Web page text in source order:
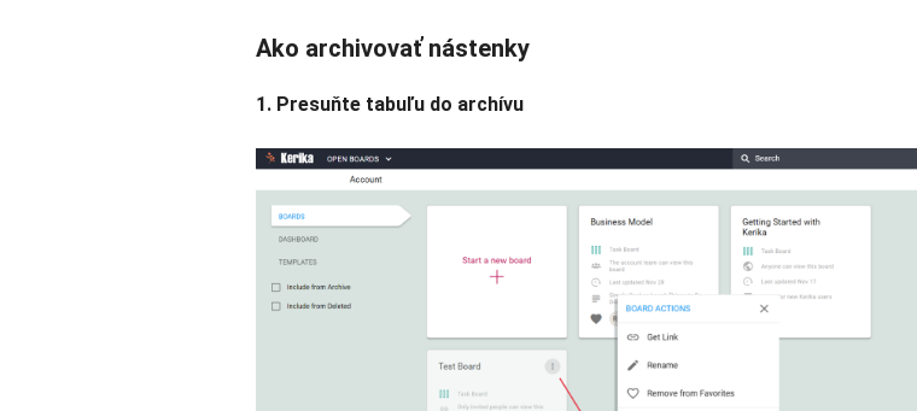
Ako archivovať nástenky
1. Presuňte tabuľu do archívu